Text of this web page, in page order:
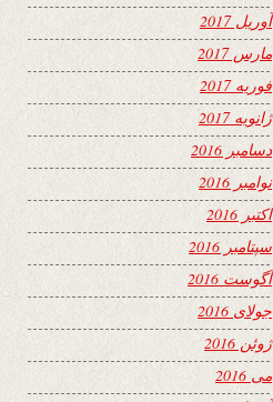
آوریل 2017
مارس 2017
فوریه 2017
ژانویه 2017
دسامبر 2016
نوامبر 2016
اکتبر 2016
سپتامبر 2016
آگوست 2016
جولای 2016
ژوئن 2016
می 2016